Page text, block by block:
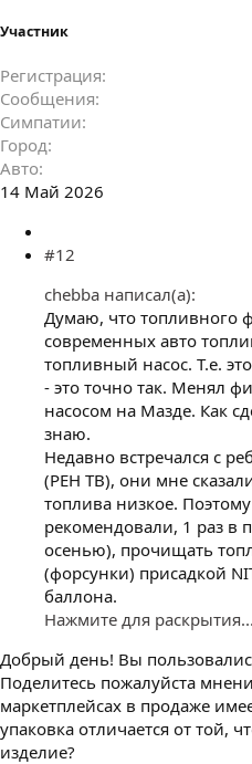
Участник
Регистрация
Сообщения
Симпатии
Город
Авто
14 Май 2026
#12
chebba написал(а):
Думаю, что топливного
современных авто
топливный насос. Т.е.
- это точно так. Менял
насосом на Мазде. Как
знаю.
Недавно встречался с
(РЕН ТВ), они мне
топлива низкое.
рекомендовали, 1 раз в
осенью), прочищать
(форсунки) присадкой
баллона.
Нажмите для раскрытия...
Добрый день! Вы
Поделитесь пожалуйста
маркетплейсах в продаже
упаковка отличается от той,
изделие?